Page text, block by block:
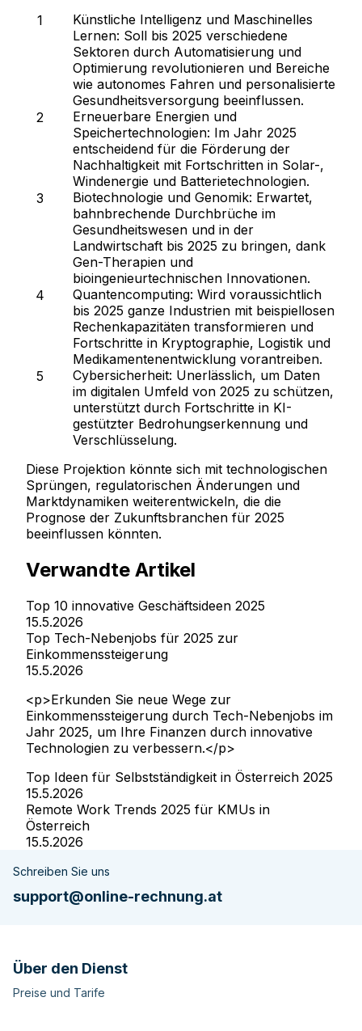
Künstliche Intelligenz und Maschinelles
Lernen: Soll bis 2025 verschiedene
Sektoren durch Automatisierung und
Optimierung revolutionieren und Bereiche
wie autonomes Fahren und personalisierte
Gesundheitsversorgung beeinflussen.
Erneuerbare Energien und
Speichertechnologien: Im Jahr 2025
entscheidend für die Förderung der
Nachhaltigkeit mit Fortschritten in Solar-,
Windenergie und Batterietechnologien.
Biotechnologie und Genomik: Erwartet,
bahnbrechende Durchbrüche im
Gesundheitswesen und in der
Landwirtschaft bis 2025 zu bringen, dank
Gen-Therapien und
bioingenieurtechnischen Innovationen.
Quantencomputing: Wird voraussichtlich
bis 2025 ganze Industrien mit beispiellosen
Rechenkapazitäten transformieren und
Fortschritte in Kryptographie, Logistik und
Medikamentenentwicklung vorantreiben.
Cybersicherheit: Unerlässlich, um Daten
im digitalen Umfeld von 2025 zu schützen,
unterstützt durch Fortschritte in KI-
gestützter Bedrohungserkennung und
Verschlüsselung.
Diese Projektion könnte sich mit technologischen
Sprüngen, regulatorischen Änderungen und
Marktdynamiken weiterentwickeln, die die
Prognose der Zukunftsbranchen für 2025
beeinflussen könnten.
Verwandte Artikel
Top 10 innovative Geschäftsideen 2025
15.5.2026
Top Tech-Nebenjobs für 2025 zur
Einkommenssteigerung
15.5.2026
<p>Erkunden Sie neue Wege zur
Einkommenssteigerung durch Tech-Nebenjobs im
Jahr 2025, um Ihre Finanzen durch innovative
Technologien zu verbessern.</p>
Top Ideen für Selbstständigkeit in Österreich 2025
15.5.2026
Remote Work Trends 2025 für KMUs in
Österreich
15.5.2026
Schreiben Sie uns
support@online-rechnung.at
Über den Dienst
Preise und Tarife